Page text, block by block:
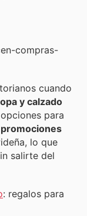
cuando
y calzado
para
promociones
lo que
salirte del
: regalos para